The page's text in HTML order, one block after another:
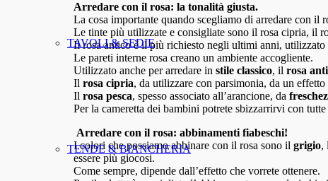
TAVOLI & SEDIE
TENDE & BIANCHERIA
Arredare con il rosa: la tonalità giusta.
La cosa importante quando scegliamo di arredare con il
Le tinte più utilizzate e consigliate sono il rosa cipria, il
Il rosa antico è il più richiesto negli ultimi anni, utilizzato
Le pareti interne rosa creano un ambiente accogliente.
Utilizzato anche per arredare in stile classico, il rosa
Il rosa cipria, da utilizzare con parsimonia, da un effetto
Il rosa pesca, spesso associato all’arancione, da
Per la cameretta dei bambini potrete sbizzarrirvi con
Arredare con il rosa: abbinamenti fiabeschi!
I colori che possiamo abbinare con il rosa sono il grigio,
essere più giocosi.
Come sempre, dipende dall’effetto che vorrete ottenere.